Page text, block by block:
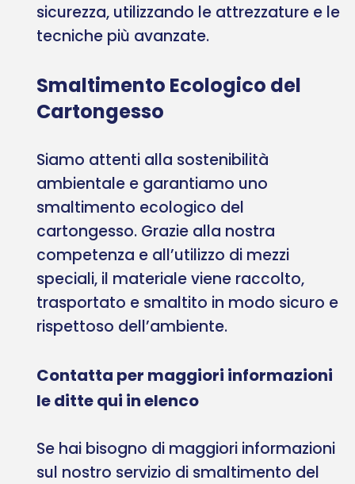
sicurezza, utilizzando le attrezzature e le
tecniche più avanzate.
Smaltimento Ecologico del
Cartongesso
Siamo attenti alla sostenibilità
ambientale e garantiamo uno
smaltimento ecologico del
cartongesso. Grazie alla nostra
competenza e all’utilizzo di mezzi
speciali, il materiale viene raccolto,
trasportato e smaltito in modo sicuro e
rispettoso dell’ambiente.
Contatta per maggiori informazioni
le ditte qui in elenco
Se hai bisogno di maggiori informazioni
sul nostro servizio di smaltimento del